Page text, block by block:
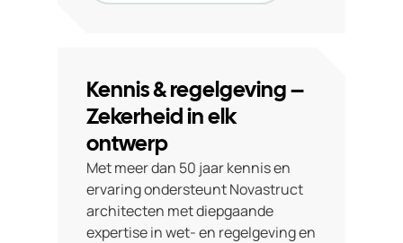
Kennis & regelgeving –
Zekerheid in elk
ontwerp
Met meer dan 50 jaar kennis en
ervaring ondersteunt Novastruct
architecten met diepgaande
expertise in wet- en regelgeving en